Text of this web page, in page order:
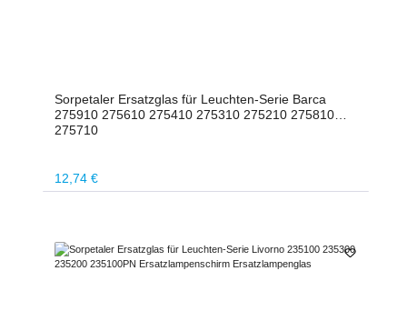
Sorpetaler Ersatzglas für Leuchten-Serie Barca
275910 275610 275410 275310 275210 275810
275710
Regulärer Preis:
12,74 €